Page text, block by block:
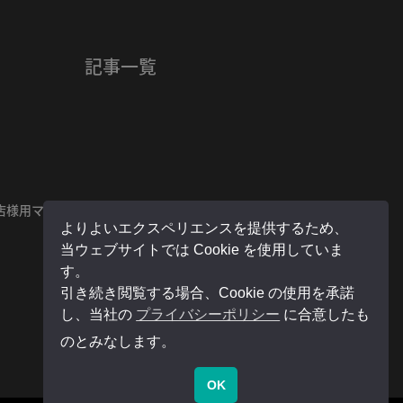
記事一覧
様用マイページ
よりよいエクスペリエンスを提供するため、
当ウェブサイトでは Cookie を使用していま
す。
引き続き閲覧する場合、Cookie の使用を承諾
し、当社の プライバシーポリシー に合意したも
のとみなします。
OK